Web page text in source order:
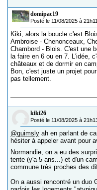
domipac19
Posté le 11/08/2025 à 21h11
Kiki, alors la boucle c'est
Ambroise - Chenonceaux,
Chambord - Blois. C'est une
la faire en 6 ou en 7. L'idée,
châteaux et de dormir en
Bon, c'est juste un projet
pas tellement.
kiki26
Posté le 11/08/2025 à
@guimsly ah en parlant de
hésiter à appeler avant pour
Normandie, on a eu des
tente (y'a 5 ans...) et d'un
commune très proches des
On a aussi rencontré un duo